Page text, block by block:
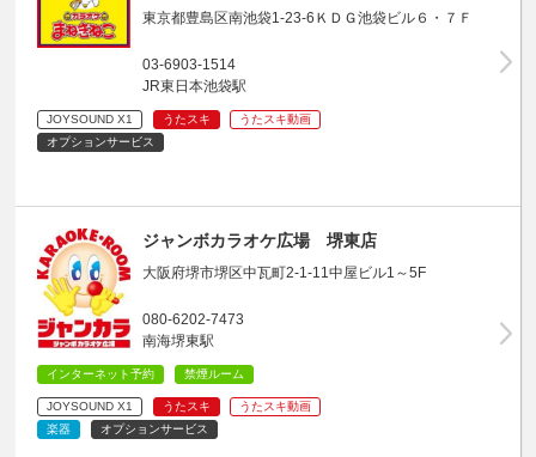
東京都豊島区南池袋1-23-6ＫＤＧ池袋ビル６・７Ｆ
03-6903-1514
JR東日本池袋駅
JOYSOUND X1 うたスキ
うたスキ動画
オプションサービス
ジャンボカラオケ広場 堺東店
大阪府堺市堺区中瓦町2-1-11中屋ビル1～5F
080-6202-7473
南海堺東駅
インターネット予約 禁煙ルーム
JOYSOUND X1 うたスキ
うたスキ動画
楽器
オプションサービス